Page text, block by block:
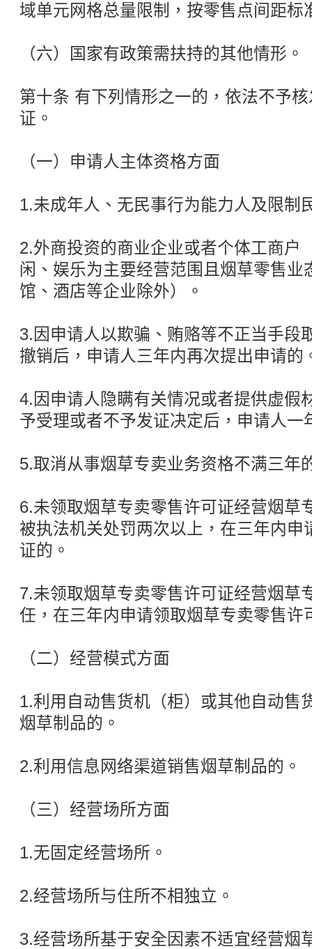
域单元网格总量限制，按零售点间距标
（六）国家有政策需扶持的其他情形。
第十条 有下列情形之一的，依法不予
证。
（一）申请人主体资格方面
1.未成年人、无民事行为能力人及限制
2.外商投资的商业企业或者个体工商户
闲、娱乐为主要经营范围且烟草零售业
馆、酒店等企业除外）。
3.因申请人以欺骗、贿赂等不正当手段
撤销后，申请人三年内再次提出申请的
4.因申请人隐瞒有关情况或者提供虚假
予受理或者不予发证决定后，申请人一
5.取消从事烟草专卖业务资格不满三年
6.未领取烟草专卖零售许可证经营烟草
被执法机关处罚两次以上，在三年内申
证的。
7.未领取烟草专卖零售许可证经营烟草
任，在三年内申请领取烟草专卖零售许
（二）经营模式方面
1.利用自动售货机（柜）或其他自动售
烟草制品的。
2.利用信息网络渠道销售烟草制品的。
（三）经营场所方面
1.无固定经营场所。
2.经营场所与住所不相独立。
3.经营场所基于安全因素不适宜经营烟